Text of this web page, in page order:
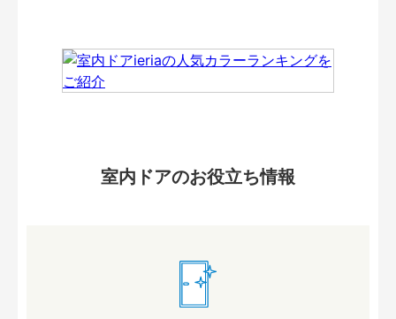
室内ドアのお役立ち情報